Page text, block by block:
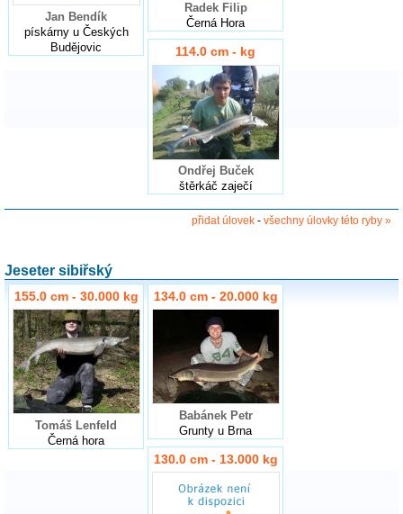
Jan Bendík
pískárny u Českých
Budějovic
Radek Filip
Černá Hora
114.0 cm - kg
Ondřej Buček
štěrkáč zaječí
přidat úlovek - všechny úlovky této ryby »
Jeseter sibiřský
155.0 cm - 30.000 kg
Tomáš Lenfeld
Černá hora
134.0 cm - 20.000 kg
Babánek Petr
Grunty u Brna
130.0 cm - 13.000 kg